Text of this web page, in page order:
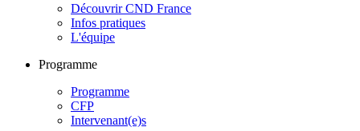
Découvrir CND France
Infos pratiques
L'équipe
Programme
Programme
CFP
Intervenant(e)s